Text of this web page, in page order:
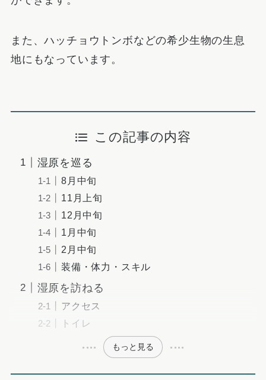
また、ハッチョウトンボなどの希少生物の生息
地にもなっています。
この記事の内容
湿原を巡る
8月中旬
11月上旬
12月中旬
1月中旬
2月中旬
装備・体力・スキル
湿原を訪ねる
アクセス
トイレ
もっと見る